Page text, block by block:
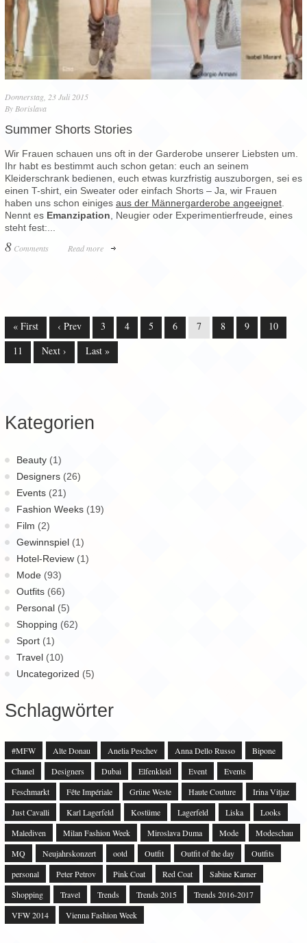
Donnerstag, 23 Juli 2015
By Borislava
Summer Shorts Stories
Wir Frauen schauen uns oft in der Garderobe unserer Liebsten um.
Ihr habt es bestimmt auch schon getan: euch an seinem
Kleiderschrank bedienen, euch etwas kurzfristig auszuborgen, sei es
einen T-shirt, ein Sweater oder einfach Shorts – Ja, wir Frauen
haben uns schon einiges aus der Männergarderobe angeeignet
Nennt es Emanzipation , Neugier oder Experimentierfreude, eines
steht fest:...
8 Comments Read more
« First ‹ Prev 3 4 5 6 7 8 9
10
11
Next › Last »
Kategorien
Beauty (1)
Designers (26)
Events (21)
Fashion Weeks (19)
Film (2)
Gewinnspiel (1)
Hotel-Review (1)
Mode (93)
Outfits (66)
Personal (5)
Shopping (62)
Sport (1)
Travel (10)
Uncategorized (5)
Schlagwörter
#MFW Alte Donau Anelia Peschev Anna Dello Russo
Bipone
Chanel
Designers Dubai Elfenkleid Event
Events
Feschmarkt
Fête Impériale Grüne Weste Haute Couture
Irina Vitjaz
Just Cavalli
Karl Lagerfeld Kostüme Lagerfeld Liska
Looks
Malediven
Milan Fashion Week Miroslava Duma Mode
Modeschau
MQ
Neujahrskonzert ootd Outfit Outfit of the day
Outfits
personal
Peter Petrov Pink Coat Red Coat
Sabine Karner
Shopping
Travel Trends Trends 2015
Trends 2016-2017
VFW 2014
Vienna Fashion Week